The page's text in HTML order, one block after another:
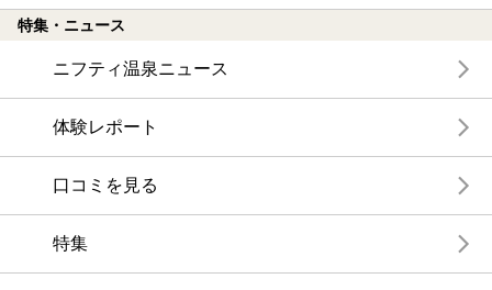
特集・ニュース
ニフティ温泉ニュース
体験レポート
口コミを見る
特集